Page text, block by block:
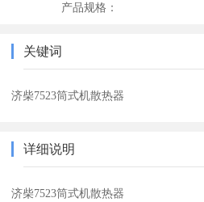
产品规格：
关键词
济柴7523筒式机散热器
详细说明
济柴7523筒式机散热器